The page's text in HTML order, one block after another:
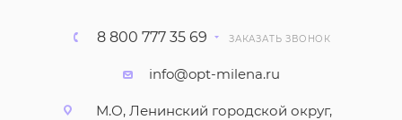
8 800 777 35 69 ЗАКАЗАТЬ ЗВОНОК
info@opt-milena.ru
М.О, Ленинский городской округ,